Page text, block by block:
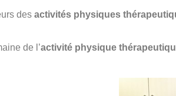
des activités physiques
de l’activité physique